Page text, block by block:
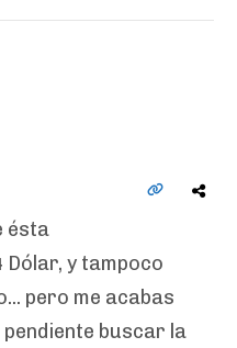
ésta
y tampoco
pero me acabas
buscar la